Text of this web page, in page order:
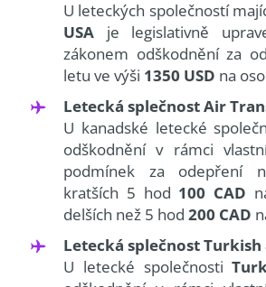
U leteckých společností
USA je legislativně
zákonem odškodnění za
letu ve výši 1350 USD na
Letecká splečnost Air
U kanadské letecké
odškodnění v rámci
podmínek za odepření
kratších 5 hod 100 CAD
delších než 5 hod 200 CAD
Letecká splečnost
U letecké společnosti